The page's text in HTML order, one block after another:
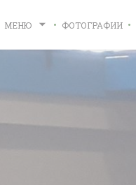
МЕНЮ ФОТОГРАФИИ